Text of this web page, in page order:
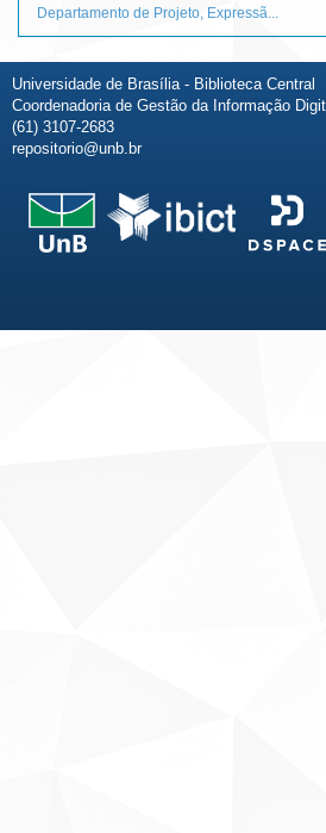
Departamento de Projeto, Expressã...
Universidade de Brasília - Biblioteca Central
Coordenadoria de Gestão da Informação
(61) 3107-2683
repositorio@unb.br